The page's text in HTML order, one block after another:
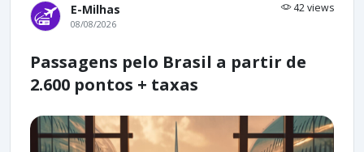
E-Milhas 42 views
08/08/2026
Passagens pelo Brasil a partir de
2.600 pontos + taxas